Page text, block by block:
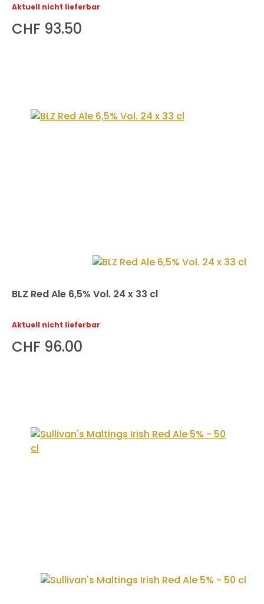
Aktuell nicht lieferbar
CHF 93.50
BLZ Red Ale 6,5% Vol. 24 x 33 cl
Aktuell nicht lieferbar
CHF 96.00